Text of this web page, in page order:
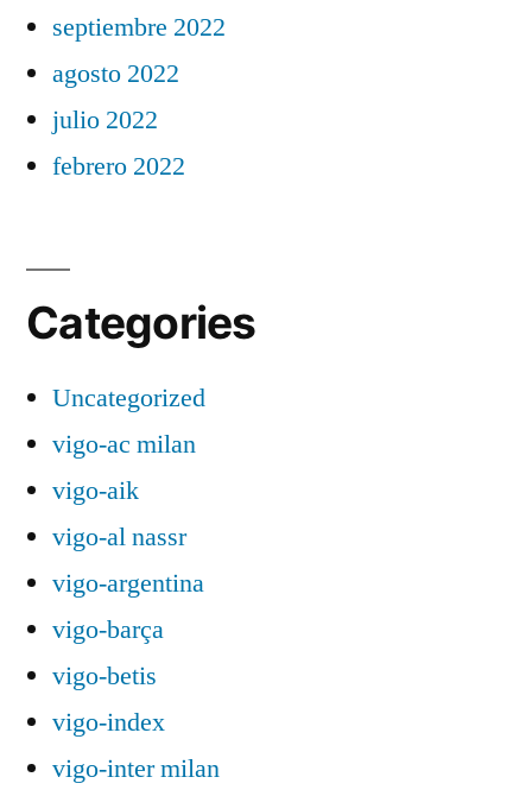
septiembre 2022
agosto 2022
julio 2022
febrero 2022
Categories
Uncategorized
vigo-ac milan
vigo-aik
vigo-al nassr
vigo-argentina
vigo-barça
vigo-betis
vigo-index
vigo-inter milan